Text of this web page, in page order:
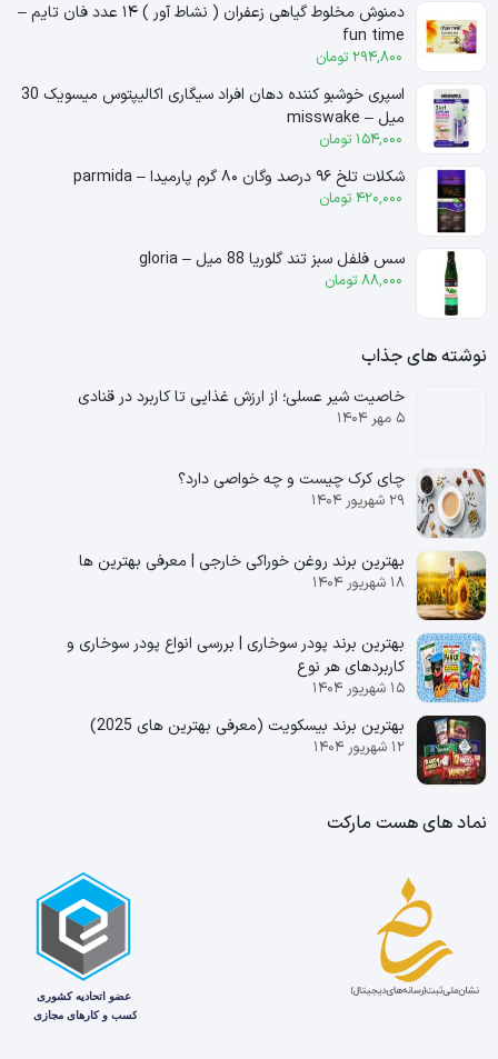
دمنوش مخلوط گیاهی زعفران ( نشاط آور ) ۱۴ عدد فان تایم –
fun time
294,800 تومان
اسپری خوشبو کننده دهان افراد سیگاری اکالیپتوس میسویک 30
میل – misswake
154,000 تومان
شکلات تلخ ۹۶ درصد وگان ۸۰ گرم پارمیدا – parmida
420,000 تومان
سس فلفل سبز تند گلوریا 88 میل – gloria
88,000 تومان
نوشته های جذاب
خاصیت شیر عسلی؛ از ارزش غذایی تا کاربرد در قنادی
۵ مهر ۱۴۰۴
چای کرک چیست و چه خواصی دارد؟
۲۹ شهریور ۱۴۰۴
بهترین برند روغن خوراکی خارجی | معرفی بهترین ها
۱۸ شهریور ۱۴۰۴
بهترین برند پودر سوخاری | بررسی انواع پودر سوخاری و
کاربردهای هر نوع
۱۵ شهریور ۱۴۰۴
بهترین برند بیسکویت (معرفی بهترین‌ های 2025)
۱۲ شهریور ۱۴۰۴
نماد های هست مارکت